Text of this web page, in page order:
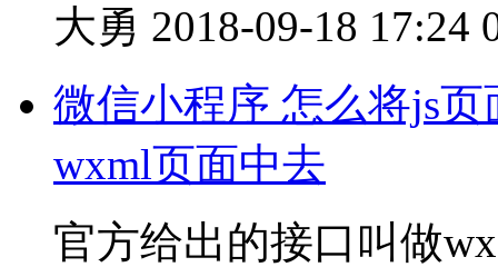
大勇 2018-09-18 17:24
微信小程序 怎么将js页
wxml页面中去
官方给出的接口叫做